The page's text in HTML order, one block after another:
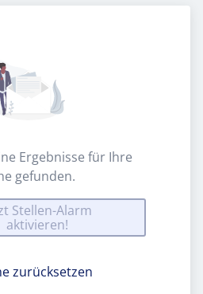
Ergebnisse für Ihre
gefunden.
Stellen-Alarm
aktivieren!
zurücksetzen